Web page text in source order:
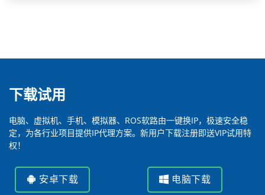
下载试用
电脑、虚拟机、手机、模拟器、ROS软路由一键换IP，极速安全稳
定，为各行业项目提供IP代理方案。新用户下载注册即送VIP试用特
权！
安卓下载 电脑下载